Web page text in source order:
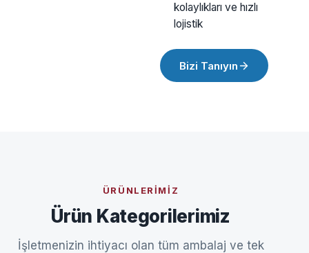
kolaylıkları ve hızlı
lojistik
Bizi Tanıyın
ÜRÜNLERIMIZ
Ürün Kategorilerimiz
İşletmenizin ihtiyacı olan tüm ambalaj ve tek